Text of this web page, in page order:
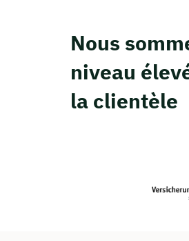
Nous
niveau
la clientèle